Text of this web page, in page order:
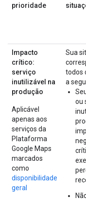
prioridade
Impacto
crítico:
serviço
inutilizável na
produção
Aplicável
apenas aos
serviços da
Plataforma
Google Maps
marcados
como
disponibilidade
geral
Sua
todos
a
ou